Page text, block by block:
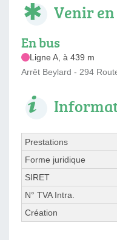
Venir
En bus
Ligne A, à 439 m
Arrêt Beylard - 294
Prestations
Forme juridique
SIRET
N° TVA Intra.
Création